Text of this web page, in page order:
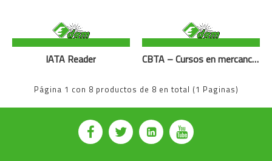
IATA Reader CBTA – Cursos en mercancías peligrosas
Página 1 con 8 productos de 8 en total (1 Paginas)